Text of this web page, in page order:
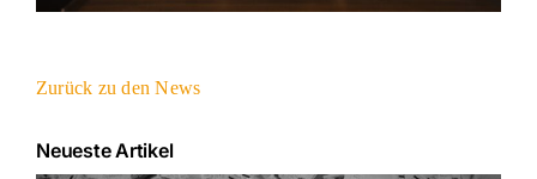
Zurück zu den News
Neueste Artikel